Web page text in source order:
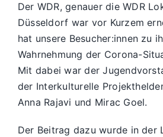
Der WDR, genauer dieWDR
Düsseldorf war vor Kurzem
hat unsere Besucher:innen zu
Wahrnehmung der Corona-
Mit dabei war der
der Interkulturelle
Anna Rajavi und Mirac Goel.
Der Beitrag dazu wurde in der